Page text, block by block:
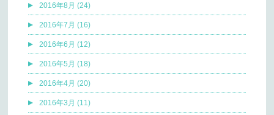
2016年8月 (24)
2016年7月 (16)
2016年6月 (12)
2016年5月 (18)
2016年4月 (20)
2016年3月 (11)